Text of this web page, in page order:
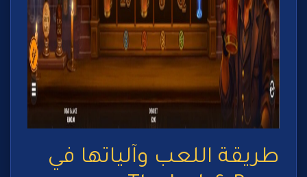
طريقة اللعب وآلياتها في